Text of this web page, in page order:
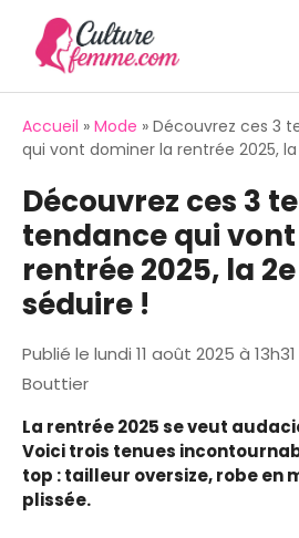
contenu
Accueil » Mode » Découvrez ces 3
qui vont dominer la rentrée 2025,
Découvrez ces 3
tendance qui
rentrée 2025, la
séduire !
Publié le lundi 11 août 2025 à 13h31
Bouttier
La rentrée 2025 se veut
Voici trois tenues
top : tailleur oversize, robe en
plissée.